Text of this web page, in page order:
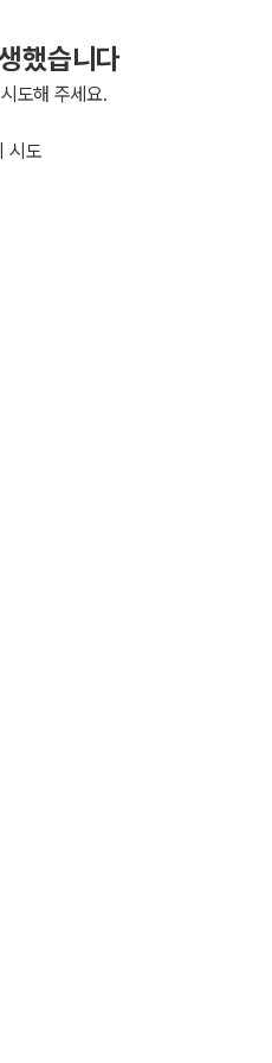
했습니다
도해 주세요.
시도